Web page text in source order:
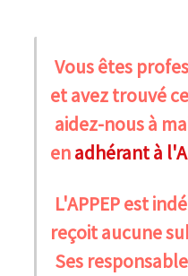
Vous êtes
et avez trouvé
aidez-nous à
enadhérant à
L'APPEP est
reçoit aucune
Ses